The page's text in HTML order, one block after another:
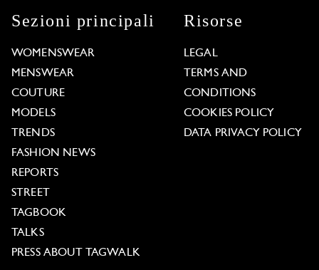
Sezioni principali
WOMENSWEAR
MENSWEAR
COUTURE
MODELS
TRENDS
FASHION NEWS
REPORTS
STREET
TAGBOOK
TALKS
PRESS ABOUT TAGWALK
Risorse
LEGAL
TERMS AND
CONDITIONS
COOKIES POLICY
DATA PRIVACY POLICY